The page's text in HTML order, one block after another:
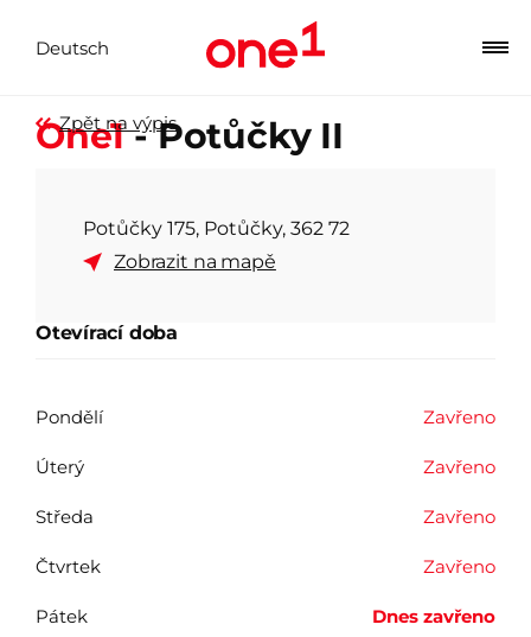
Deutsch
Zpět na výpis
One1- Potůčky II
Potůčky 175, Potůčky, 362 72
Zobrazit na mapě
Otevírací doba
Pondělí Zavřeno
Úterý Zavřeno
Středa Zavřeno
Čtvrtek Zavřeno
Pátek Dnes zavřeno